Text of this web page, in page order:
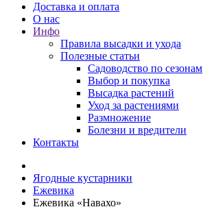
Доставка и оплата
О нас
Инфо
Правила высадки и ухода
Полезные статьи
Садоводство по сезонам
Выбор и покупка
Высадка растений
Уход за растениями
Размножение
Болезни и вредители
Контакты
Ягодные кустарники
Ежевика
Ежевика «Навахо»